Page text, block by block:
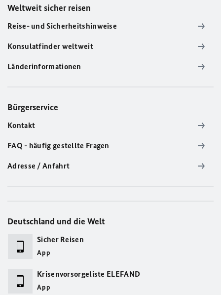
Weltweit sicher reisen
Reise- und Sicherheitshinweise
Konsulatfinder weltweit
Länderinformationen
Bürgerservice
Kontakt
FAQ - häufig gestellte Fragen
Adresse / Anfahrt
Deutschland und die Welt
Sicher Reisen
App
Krisenvorsorgeliste ELEFAND
App